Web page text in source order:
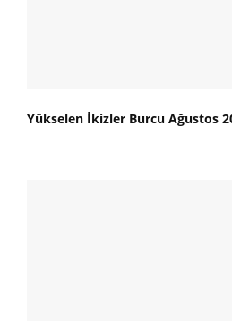
Yükselen İkizler Burcu Ağustos